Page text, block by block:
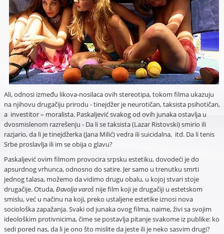
Ali, odnosi između likova-nosilaca ovih stereotipa, tokom filma ukazuju
na njihovu drugačiju prirodu - tinejdžer je neurotičan, taksista psihotičan,
a investitor – moralista. Paskaljević svakog od ovih junaka ostavlja u
dvosmislenom razrešenju - Da li se taksista (Lazar Ristovski) smirio ili
razjario, da li je tinejdžerka (Jana Milić) vedra ili suicidalna, itd. Da li tenis
Srbe proslavlja ili im se obija o glavu?
Paskaljević ovim filmom provocira srpsku estetiku, dovodeći je do
apsurdnog vrhunca, odnosno do satire. Jer samo u trenutku smrti
jednog talasa, možemo da vidimo drugu obalu, u kojoj stvari stoje
drugačije. Otuda,Đavolja varoš nije film koji je drugačiji u estetskom
smislu, već u načinu na koji, preko ustaljene estetike iznosi nova
sociološka zapažanja. Svaki od junaka ovog filma, naime, živi sa svojim
ideološkim protivnicima, čime se postavlja pitanje svakome iz publike: ko
sedi pored nas, da li je ono što mislite da jeste ili je neko sasvim drugi?